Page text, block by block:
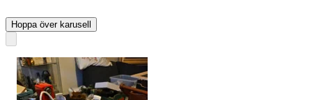
Hoppa över karusell